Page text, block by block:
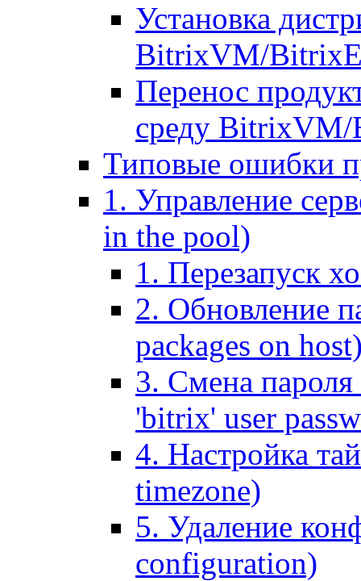
Установка
BitrixVM/
Перенос
среду
Типовые ошибки
1. Управление
in the pool)
1. Перезапуск
2. Обновление
packages on
3. Смена пароля
'bitrix' user
4. Настройка
timezone)
5. Удаление
configuration)